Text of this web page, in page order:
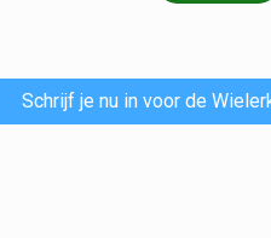
Schrijf je nu in voor de